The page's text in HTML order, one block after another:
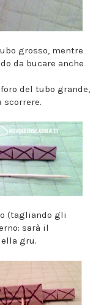
grosso, mentre
da bucare anche
del tubo grande,
scorrere.
(tagliando gli
sarà il
gru.